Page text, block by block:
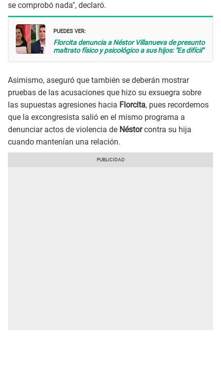
se comprobó nada", declaró.
PUEDES VER:
Florcita denuncia a Néstor Villanueva de presunto
maltrato físico y psicológico a sus hijos: "Es difícil"
Asimismo, aseguró que también se deberán mostrar
pruebas de las acusaciones que hizo su exsuegra sobre
las supuestas agresiones hacia Florcita, pues recordemos
que la excongresista salió en el mismo programa a
denunciar actos de violencia de Néstorcontra su hija
cuando mantenían una relación.